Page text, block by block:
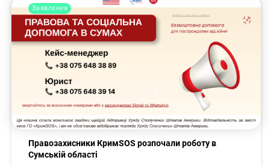
Заявления
Правозахисники КримSOS розпочали роботу в
Сумській області